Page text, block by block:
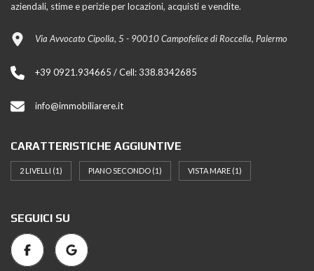
aziendali, stime e perizie per locazioni, acquisti e vendite.
Via Avvocato Cipolla, 5 - 90010 Campofelice di Roccella, Palermo
+39 0921.934665 / Cell: 338.8342685
info@immobiliarere.it
CARATTERISTICHE AGGIUNTIVE
2 LIVELLI (1) PIANO SECONDO (1) VISTA MARE (1)
SEGUICI SU